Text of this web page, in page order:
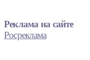
Реклама на сайте
Росреклама